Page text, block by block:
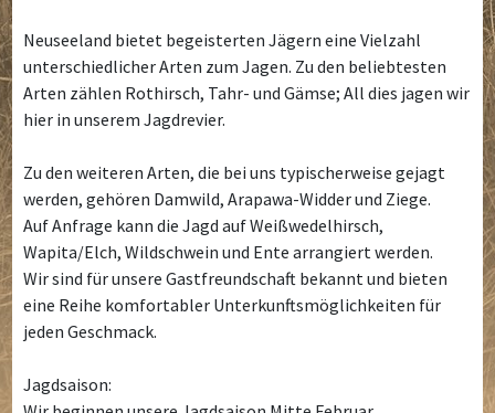
Neuseeland bietet begeisterten Jägern eine Vielzahl
unterschiedlicher Arten zum Jagen. Zu den beliebtesten
Arten zählen Rothirsch, Tahr- und Gämse; All dies jagen wir
hier in unserem Jagdrevier.
Zu den weiteren Arten, die bei uns typischerweise gejagt
werden, gehören Damwild, Arapawa-Widder und Ziege.
Auf Anfrage kann die Jagd auf Weißwedelhirsch,
Wapita/Elch, Wildschwein und Ente arrangiert werden.
Wir sind für unsere Gastfreundschaft bekannt und bieten
eine Reihe komfortabler Unterkunftsmöglichkeiten für
jeden Geschmack.
Jagdsaison: